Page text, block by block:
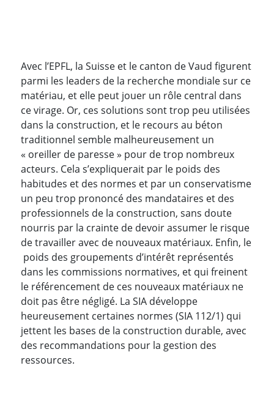
Avec l’EPFL, la Suisse et le canton de Vaud figurent
parmi les leaders de la recherche mondiale sur ce
matériau, et elle peut jouer un rôle central dans
ce virage. Or, ces solutions sont trop peu utilisées
dans la construction, et le recours au béton
traditionnel semble malheureusement un
« oreiller de paresse » pour de trop nombreux
acteurs. Cela s’expliquerait par le poids des
habitudes et des normes et par un conservatisme
un peu trop prononcé des mandataires et des
professionnels de la construction, sans doute
nourris par la crainte de devoir assumer le risque
de travailler avec de nouveaux matériaux. Enfin, le
poids des groupements d’intérêt représentés
dans les commissions normatives, et qui freinent
le référencement de ces nouveaux matériaux ne
doit pas être négligé. La SIA développe
heureusement certaines normes (SIA 112/1) qui
jettent les bases de la construction durable, avec
des recommandations pour la gestion des
ressources.